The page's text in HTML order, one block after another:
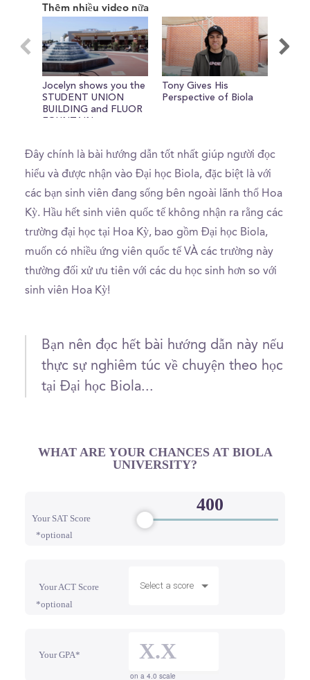
seconds
Thêm nhiều video nữa
Jocelyn shows you the
STUDENT UNION
BUILDING and FLUOR
Tony Gives His
Perspective of Biola
Đây chính là bài hướng dẫn tốt nhất giúp người đọc
hiểu và được nhận vào Đại học Biola, đặc biệt là với
các bạn sinh viên đang sống bên ngoài lãnh thổ Hoa
Kỳ. Hầu hết sinh viên quốc tế không nhận ra rằng các
trường đại học tại Hoa Kỳ, bao gồm Đại học Biola,
muốn có nhiều ứng viên quốc tế VÀ các trường này
thường đối xử ưu tiên với các du học sinh hơn so với
sinh viên Hoa Kỳ!
Bạn nên đọc hết bài hướng dẫn này nếu
thực sự nghiêm túc về chuyện theo học
tại Đại học Biola...
WHAT ARE YOUR CHANCES AT BIOLA
UNIVERSITY?
Your SAT Score
*optional
Your ACT Score
*optional
Select a score
Your GPA*
on a 4.0 scale